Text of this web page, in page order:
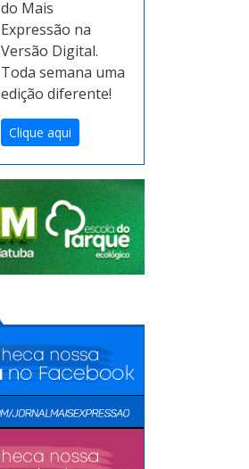
do Mais
Expressão na
Versão Digital.
Toda semana uma
edição diferente!
Clique aqui